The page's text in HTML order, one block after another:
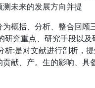
未来的发展方向并提
为概括、分析、整合回顾
研究重点、研究手段以及
析:是对文献进行剖析，
献、产。生的影响、具